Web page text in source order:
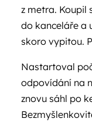
z metra. Koupil
do kanceláře a
skoro vypitou.
Nastartoval
odpovídání na
znovu sáhl po